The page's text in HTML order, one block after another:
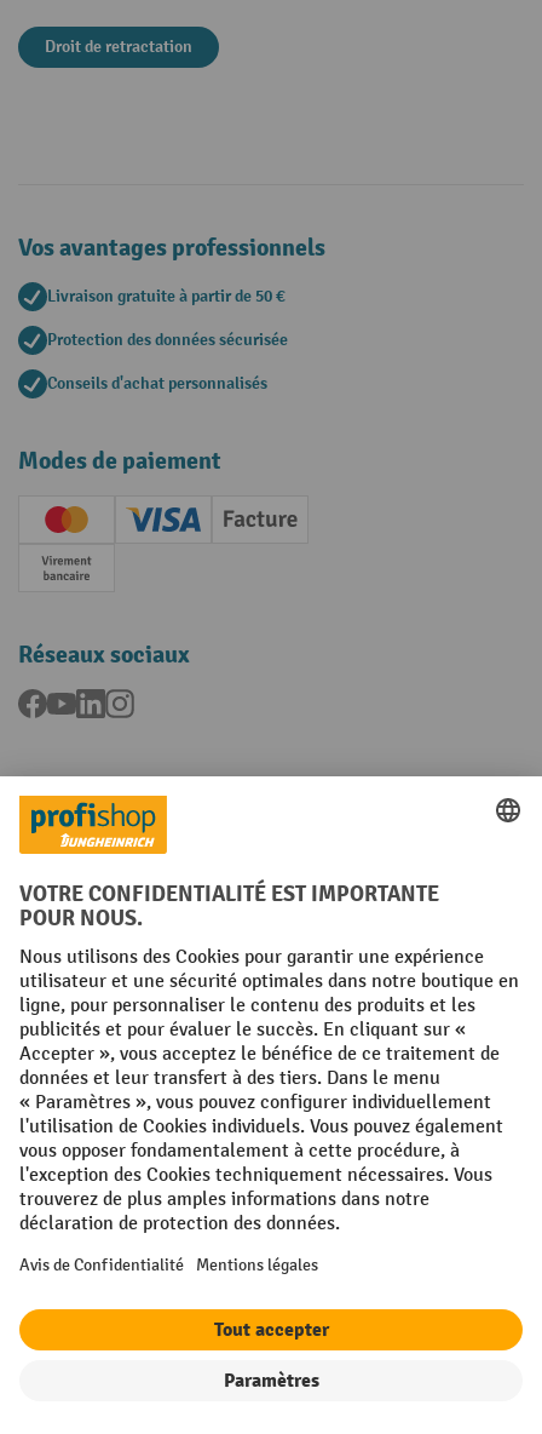
Droit de retractation
Vos avantages professionnels
Livraison gratuite à partir de 50 €
Protection des données sécurisée
Conseils d'achat personnalisés
Modes de paiement
Creditcard (Master)Creditcard (Visa)
Facture
Paiement anticipé
Réseaux sociaux
Facebook
YouTubeLinkedInInstagram
Langues
FR NL
Conditions générales Mentions légales
Protection des Données Politique de cookies
All prices excl. VAT plusshipping costsand possible delivery charges,
if not stated otherwise.
¹ La remise est valable jusqu'à épuisement des stocks. La remise ne
s'applique pas aux prix spéciaux. Il n'est pas possible de le combiner
avec d'autres réductions en pourcentage ou bons de réduction. | ² La
réduction sera accordée une seule fois lors de la première inscription
à la newsletter. Le code de réduction est valable pendant 10 jours et
nette minimale de 250,00 €. La réduction varie selon la catégorie de
électriques, les gerbeurs électriques, les chariots élévateurs
électriques et les outils sont exclus de cette promotion. La